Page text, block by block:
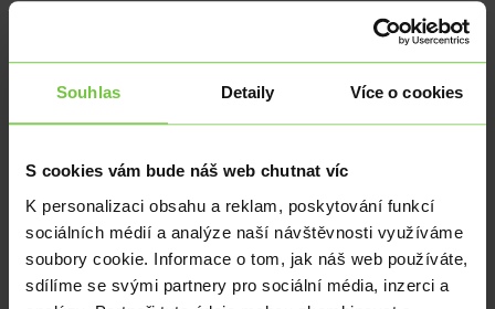
Souhlas Detaily Více o cookies
S cookies vám bude náš web chutnat víc
K personalizaci obsahu a reklam, poskytování funkcí
sociálních médií a analýze naší návštěvnosti využíváme
soubory cookie. Informace o tom, jak náš web používáte,
sdílíme se svými partnery pro sociální média, inzerci a
Americká centrální banka podle očekávání ponechala základní
úrokovou sazbu na stávající úrovni 0,25 %. Žádné překvapení trhů
Středem pozornosti dnes bude měnové zasedání americké centrální
banky. Člen bankovní rady Oldřich Dědek na příštím zasedání ČNB
ruku pro…
Ze zahraničí| USD